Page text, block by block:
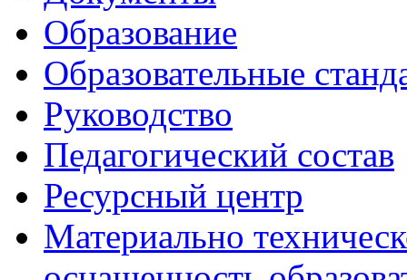
Образование
Образовательные
Руководство
Педагогический состав
Ресурсный центр
Материально